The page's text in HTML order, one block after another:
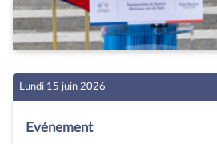
Lundi 15 juin 2026
Evénement